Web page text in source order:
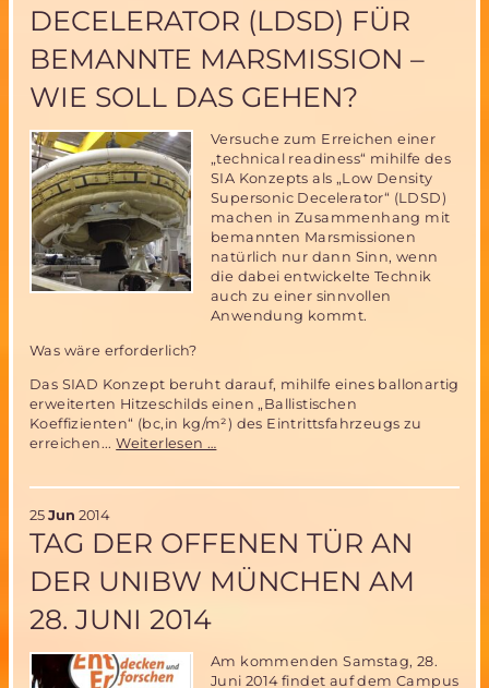
das
von
DECELERATOR (LDSD) FÜR
BEMANNTE MARSMISSION –
WIE SOLL DAS GEHEN?
Versuche zum Erreichen einer
„technical readiness“ mihilfe des
SIA Konzepts als „Low Density
Supersonic Decelerator“ (LDSD)
machen in Zusammenhang mit
bemannten Marsmissionen
natürlich nur dann Sinn, wenn
die dabei entwickelte Technik
auch zu einer sinnvollen
Anwendung kommt.
Was wäre erforderlich?
Das SIAD Konzept beruht darauf, mihilfe eines ballonartig
erweiterten Hitzeschilds einen „Ballistischen
Koeffizienten“ (bc,in kg/m²) des Eintrittsfahrzeugs zu
erreichen...Weiterlesen …
für
Marsmission
das
gehen?
25 Jun 2014
TAG DER OFFENEN TÜR AN
DER UNIBW MÜNCHEN AM
28. JUNI 2014
Am kommenden Samstag, 28.
Juni 2014 findet auf dem Campus